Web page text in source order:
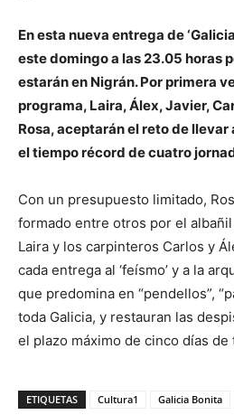
En esta nueva entrega de
este domingo a las 23.05 horas
estarán en Nigrán. Por primera
programa, Laira, Álex, Javier,
Rosa, aceptarán el reto de
el tiempo récord de cuatro
Con un presupuesto limitado,
formado entre otros por el
Laira y los carpinteros Carlos y
cada entrega al ‘feísmo’ y a la
que predomina en “pendellos”,
toda Galicia, y restauran las
el plazo máximo de cinco días de
ETIQUETAS Cultura1 Galicia Bonita